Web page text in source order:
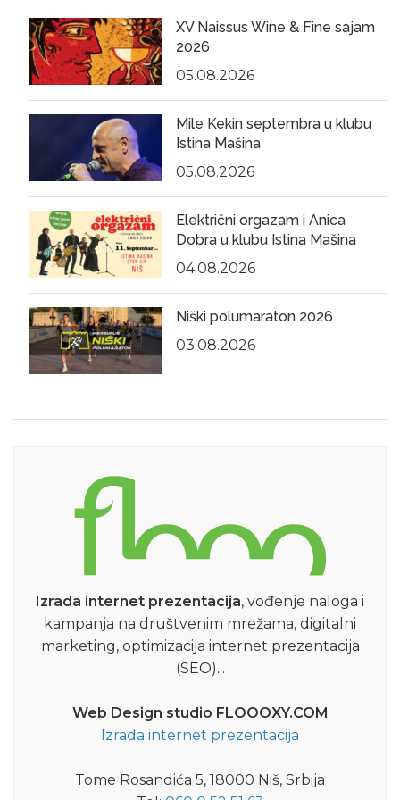
XV Naissus Wine & Fine sajam
2026
05.08.2026
Mile Kekin septembra u klubu
Istina Mašina
05.08.2026
Električni orgazam i Anica
Dobra u klubu Istina Mašina
04.08.2026
Niški polumaraton 2026
03.08.2026
Izrada internet prezentacija, vođenje naloga i
kampanja na društvenim mrežama, digitalni
marketing, optimizacija internet prezentacija
(SEO)...
Web Design studio FLOOOXY.COM
Izrada internet prezentacija
Tome Rosandića 5, 18000 Niš, Srbija